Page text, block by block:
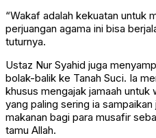
“Wakaf adalah kekuatan untuk
perjuangan agama ini bisa
tuturnya.
Ustaz Nur Syahid juga
bolak-balik ke Tanah Suci. Ia
khusus mengajak jamaah untuk
yang paling sering ia
makanan bagi para musafir
tamu Allah.